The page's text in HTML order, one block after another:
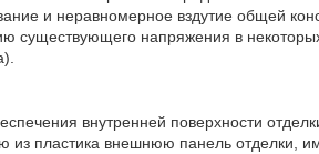
и неравномерное вздутие общей
существующего напряжения в
внутренней поверхности
из пластика внешнюю панель отделки,